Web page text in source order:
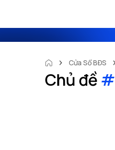
Cửa Sổ BĐS
Chủ đề #